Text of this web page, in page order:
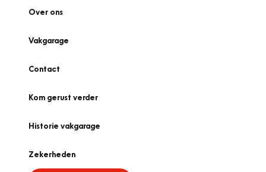
Over ons
Vakgarage
Contact
Kom gerust verder
Historie vakgarage
Zekerheden